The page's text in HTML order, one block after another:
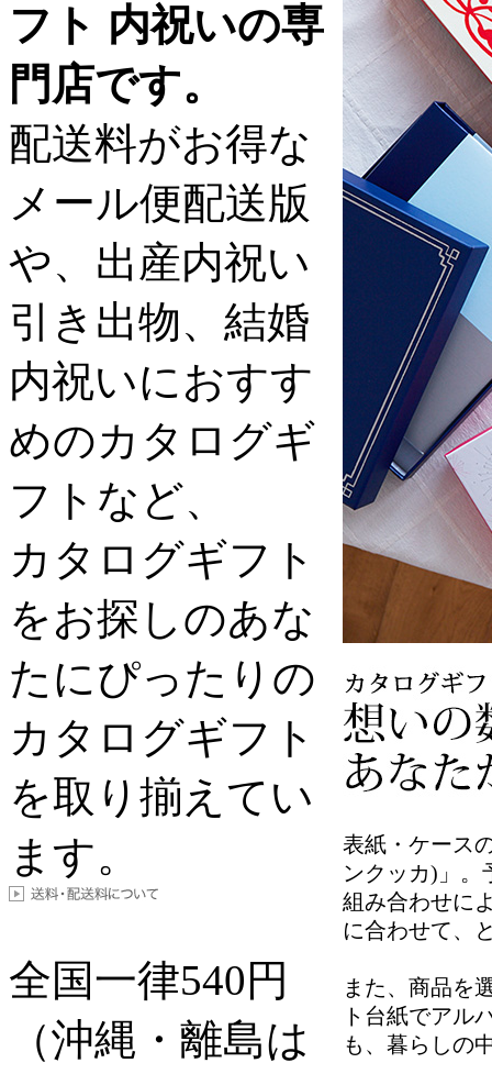
表紙・ケース
ンクッカ)」。
組み合わせに
に合わせて、
また、商品を
ト台紙でアル
も、暮らしの
フト 内祝いの専
門店です。
配送料がお得な
メール便配送版
や、出産内祝い
引き出物、結婚
内祝いにおすす
めのカタログギ
フトなど、
カタログギフト
をお探しのあな
たにぴったりの
カタログギフト
を取り揃えてい
ます。
全国一律540円
（沖縄・離島は